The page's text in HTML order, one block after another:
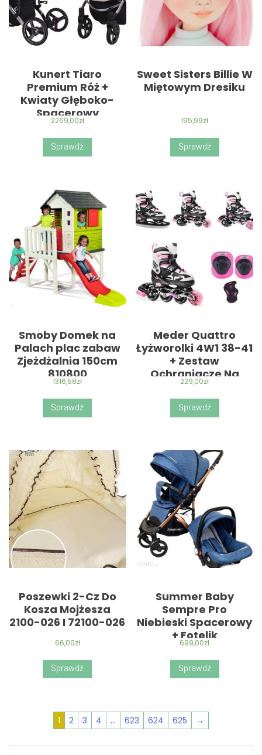
Kunert Tiaro
Premium Róż +
Kwiaty Głęboko-
Spacerowy
2269,00zł
Sprawdź
Sweet Sisters Billie W
Miętowym Dresiku
195,99zł
Sprawdź
Smoby Domek na
Palach plac zabaw
Zjeżdżalnia 150cm
810800
1316,58zł
Sprawdź
Meder Quattro
Łyżworolki 4W1 38-41
+ Zestaw
Ochraniacze Na
Łokcie Kolana Dłonie
Rolki M (76247)
229,00zł
Sprawdź
Poszewki 2-Cz Do
Kosza Mojżesza
2100-026 I 72100-026
66,00zł
Sprawdź
Summer Baby
Sempre Pro
Niebieski Spacerowy
+ Fotelik
699,00zł
Sprawdź
1 2 3 4 … 623 624 625 →